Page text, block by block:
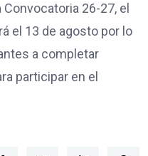
26-27, el
el 13 de agosto por lo
a completar
participar en el